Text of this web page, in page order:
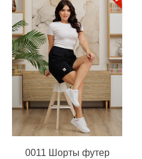
0011 Шорты футер